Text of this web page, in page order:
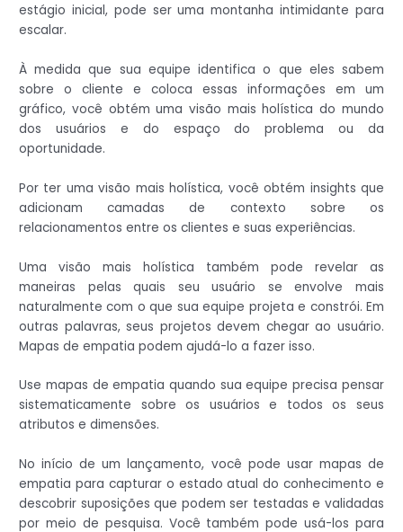
estágio inicial, pode ser uma montanha intimidante para
escalar.
À medida que sua equipe identifica o que eles sabem
sobre o cliente e coloca essas informações em um
gráfico, você obtém uma visão mais holística do mundo
dos usuários e do espaço do problema ou da
oportunidade.
Por ter uma visão mais holística, você obtém insights que
adicionam camadas de contexto sobre os
relacionamentos entre os clientes e suas experiências.
Uma visão mais holística também pode revelar as
maneiras pelas quais seu usuário se envolve mais
naturalmente com o que sua equipe projeta e constrói. Em
outras palavras, seus projetos devem chegar ao usuário.
Mapas de empatia podem ajudá-lo a fazer isso.
Use mapas de empatia quando sua equipe precisa pensar
sistematicamente sobre os usuários e todos os seus
atributos e dimensões.
No início de um lançamento, você pode usar mapas de
empatia para capturar o estado atual do conhecimento e
descobrir suposições que podem ser testadas e validadas
por meio de pesquisa. Você também pode usá-los para